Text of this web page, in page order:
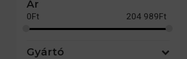
Ár
0Ft 204 989Ft
Gyártó